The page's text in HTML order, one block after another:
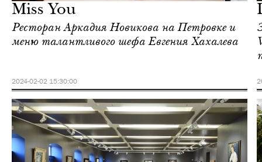
Miss You
Ресторан Аркадия Новикова на Петровке и
меню талантливого шефа Евгения Хахалева
2024-02-02 15:30:00